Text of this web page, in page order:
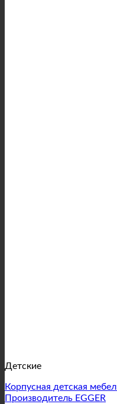
Детские
Корпусная детская
Производитель EGGER